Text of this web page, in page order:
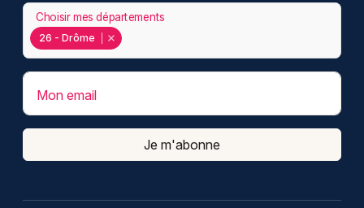
26 - Drôme
Choisir mes départements
Mon email
Je m'abonne